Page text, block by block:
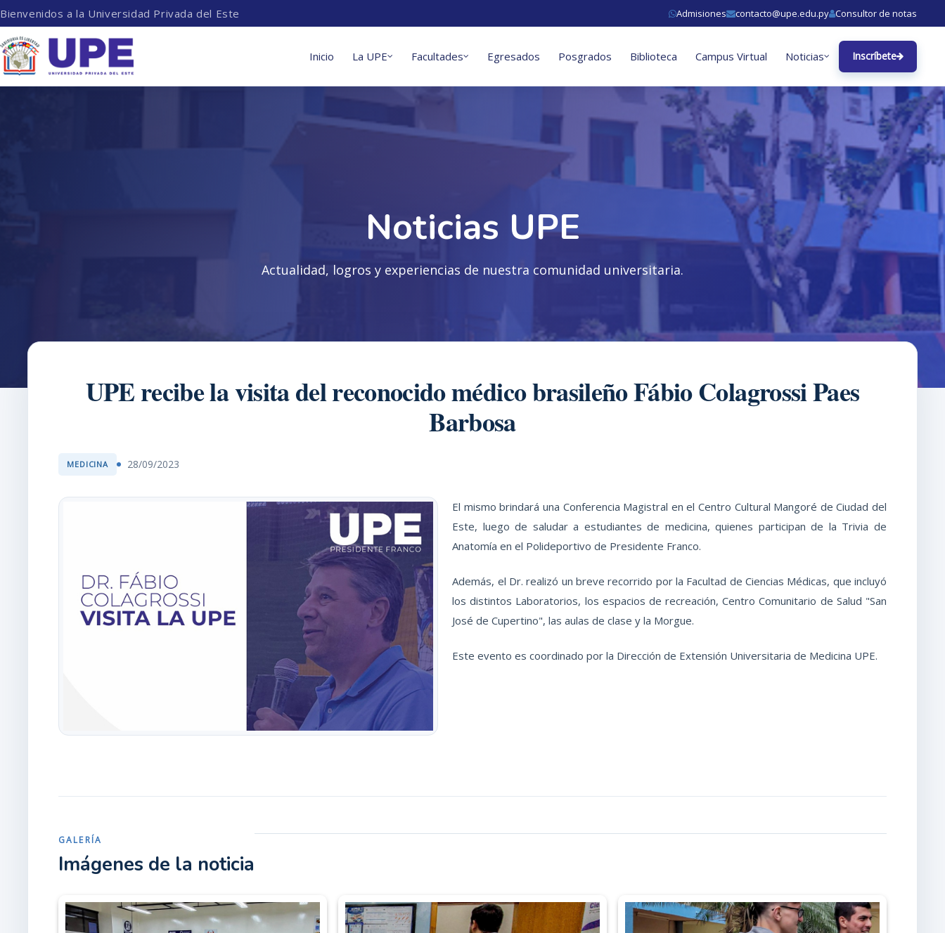
Bienvenidos a la Universidad Privada del Este Admisiones contacto@upe.edu.py Consultor de notas
Inicio La UPE Facultades Egresados Posgrados Biblioteca Campus Virtual Noticias Inscríbete
Noticias UPE
Actualidad, logros y experiencias de nuestra comunidad universitaria.
UPE recibe la visita del reconocido médico brasileño Fábio Colagrossi Paes
Barbosa
MEDICINA 28/09/2023
El mismo brindará una Conferencia Magistral en el Centro Cultural Mangoré de Ciudad del
Este, luego de saludar a estudiantes de medicina, quienes participan de la Trivia de
Anatomía en el Polideportivo de Presidente Franco.
Además, el Dr. realizó un breve recorrido por la Facultad de Ciencias Médicas, que incluyó
los distintos Laboratorios, los espacios de recreación, Centro Comunitario de Salud "San
José de Cupertino", las aulas de clase y la Morgue.
Este evento es coordinado por la Dirección de Extensión Universitaria de Medicina UPE.
GALERÍA
Imágenes de la noticia